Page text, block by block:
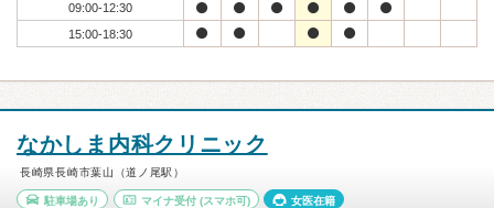
09:00-12:30
15:00-18:30
なかしま内科クリニック
長崎県長崎市葉山（道ノ尾駅）
駐車場あり マイナ受付(スマホ可) 女医在籍